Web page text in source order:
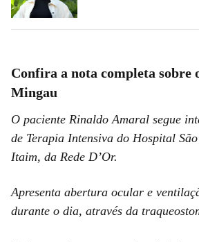
Confira a nota completa sobre
Mingau
O paciente Rinaldo Amaral segue
de Terapia Intensiva do Hospital
Itaim, da Rede D’Or.
Apresenta abertura ocular e
durante o dia, através da